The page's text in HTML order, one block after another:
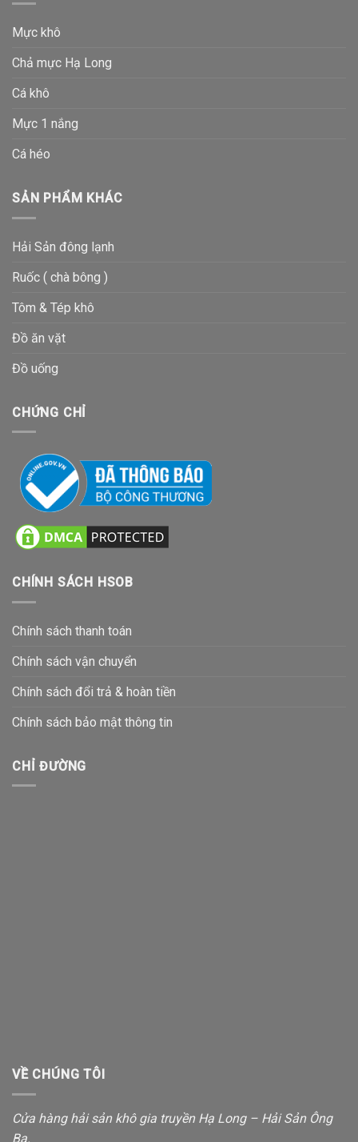
Mực khô
Chả mực Hạ Long
Cá khô
Mực 1 nắng
Cá héo
SẢN PHẨM KHÁC
Hải Sản đông lạnh
Ruốc ( chà bông )
Tôm & Tép khô
Đồ ăn vặt
Đồ uống
CHỨNG CHỈ
CHÍNH SÁCH HSOB
Chính sách thanh toán
Chính sách vận chuyển
Chính sách đổi trả & hoàn tiền
Chính sách bảo mật thông tin
CHỈ ĐƯỜNG
VỀ CHÚNG TÔI
Cửa hàng hải sản khô gia truyền Hạ Long – Hải Sản Ông
Ba.